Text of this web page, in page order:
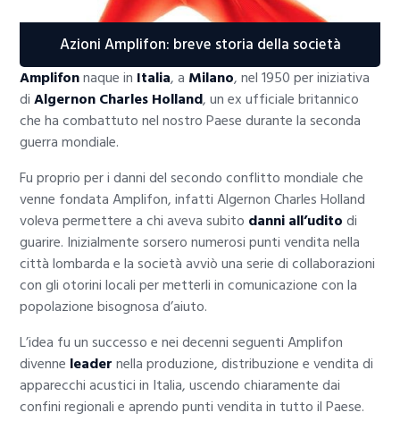
Azioni Amplifon: breve storia della società
Amplifonnaque in Italia, a Milano, nel 1950 per iniziativa
diAlgernon Charles Holland, un ex ufficiale britannico
che ha combattuto nel nostro Paese durante la seconda
guerra mondiale.
Fu proprio per i danni del secondo conflitto mondiale che
venne fondata Amplifon, infatti Algernon Charles Holland
voleva permettere a chi aveva subito danni all’uditodi
guarire. Inizialmente sorsero numerosi punti vendita nella
città lombarda e la società avviò una serie di collaborazioni
con gli otorini locali per metterli in comunicazione con la
popolazione bisognosa d’aiuto.
L’idea fu un successo e nei decenni seguenti Amplifon
divenne leadernella produzione, distribuzione e vendita di
apparecchi acustici in Italia, uscendo chiaramente dai
confini regionali e aprendo punti vendita in tutto il Paese.